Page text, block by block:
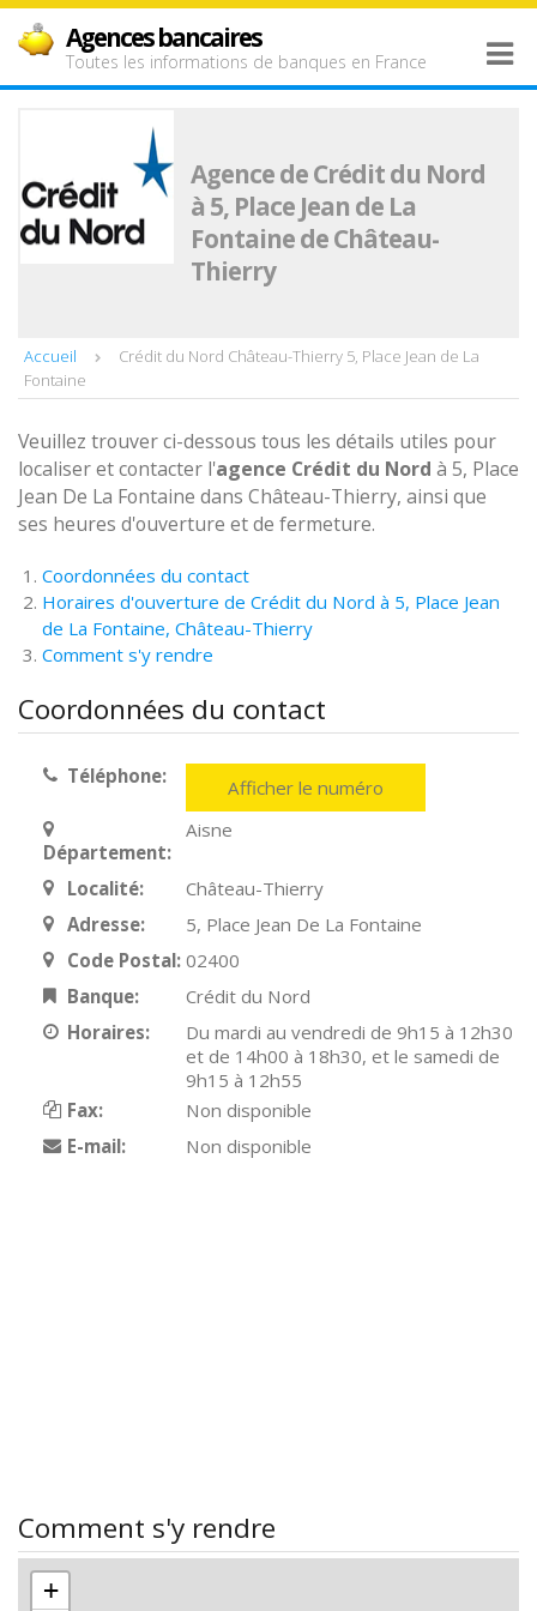
Agences bancaires
Toutes les informations de banques en France
Agence de Crédit du Nord
à 5, Place Jean de La
Fontaine de Château-
Thierry
Accueil
Crédit du Nord Château-Thierry 5, Place Jean de La
Fontaine
Veuillez trouver ci-dessous tous les détails utiles pour
localiser et contacter l'agence Crédit du Nord à 5, Place
Jean De La Fontaine dans Château-Thierry, ainsi que
ses heures d'ouverture et de fermeture.
Coordonnées du contact
Horaires d'ouverture de Crédit du Nord à 5, Place Jean
de La Fontaine, Château-Thierry
Comment s'y rendre
Coordonnées du contact
Téléphone: Afficher le numéro
Département:
Aisne
Localité:
Château-Thierry
Adresse:
5, Place Jean De La Fontaine
Code Postal: 02400
Banque:
Crédit du Nord
Horaires:
Du mardi au vendredi de 9h15 à 12h30
et de 14h00 à 18h30, et le samedi de
9h15 à 12h55
Fax:
Non disponible
E-mail:
Non disponible
Comment s'y rendre
+